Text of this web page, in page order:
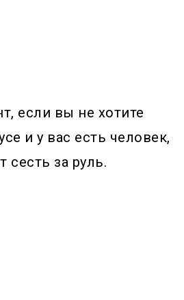
если вы не хотите
и у вас есть человек,
за руль.